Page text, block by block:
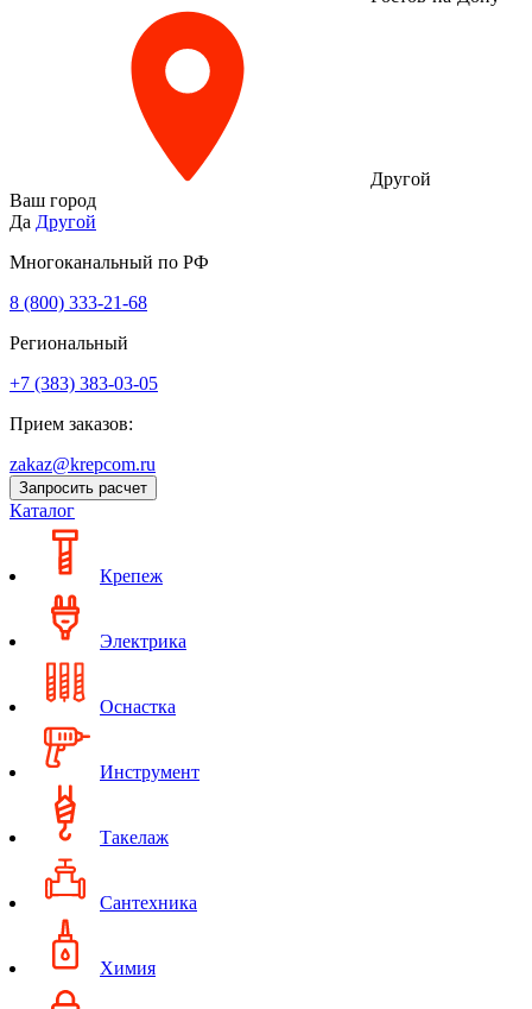
Другой
Ваш город
Да Другой
Многоканальный по РФ
8 (800) 333‑21-68
Региональный
+7 (383) 383-03-05
Прием заказов:
zakaz@krepcom.ru
Запросить расчет
Каталог
Крепеж
Электрика
Оснастка
Инструмент
Такелаж
Сантехника
Химия